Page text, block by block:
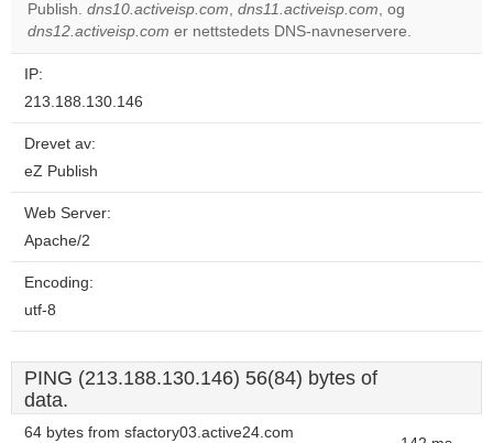
own this
website?
Publish. dns10.activeisp.com, dns11.activeisp.com, og
dns12.activeisp.com er nettstedets DNS-navneservere.
IP:
213.188.130.146
Drevet av:
eZ Publish
Web Server:
Apache/2
Encoding:
utf-8
PING (213.188.130.146) 56(84) bytes of
data.
64 bytes from sfactory03.active24.com